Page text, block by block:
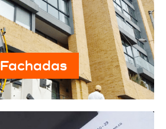
Fachadas